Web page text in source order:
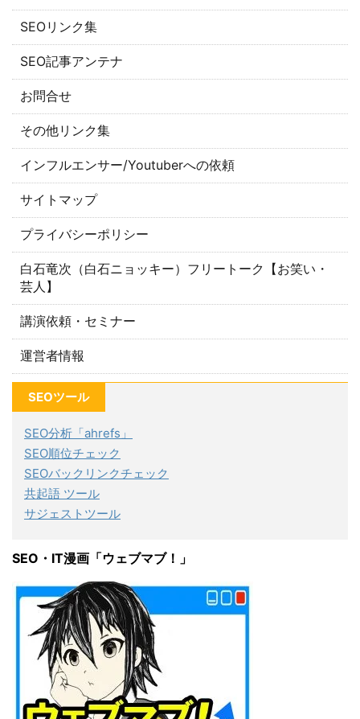
SEOリンク集
SEO記事アンテナ
お問合せ
その他リンク集
インフルエンサー/Youtuberへの依頼
サイトマップ
プライバシーポリシー
白石竜次（白石ニョッキー）フリートーク【お笑い・
芸人】
講演依頼・セミナー
運営者情報
SEOツール
SEO分析「ahrefs」
SEO順位チェック
SEOバックリンクチェック
共起語 ツール
サジェストツール
SEO・IT漫画「ウェブマブ！」